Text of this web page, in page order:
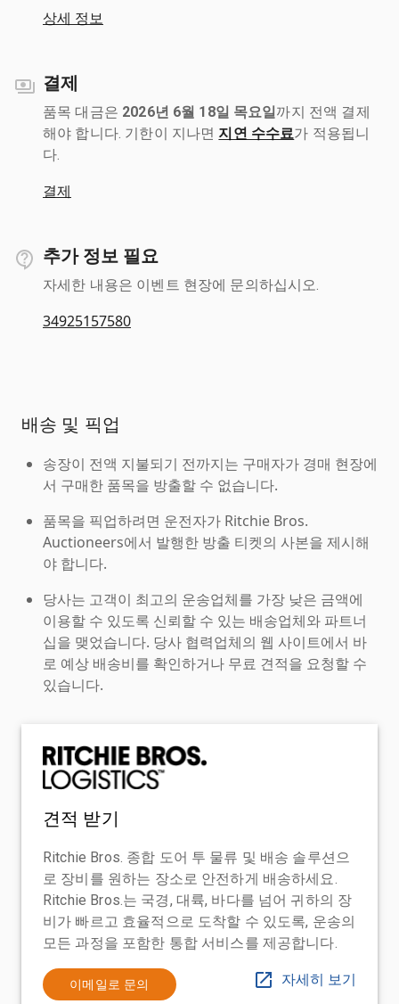
상세 정보
결제
품목 대금은 2026년 6월 18일 목요일까지 전액 결제
해야 합니다. 기한이 지나면 지연 수수료가 적용됩니
다.
결제
추가 정보 필요
자세한 내용은 이벤트 현장에 문의하십시오.
34925157580
배송 및 픽업
송장이 전액 지불되기 전까지는 구매자가 경매 현장에
서 구매한 품목을 방출할 수 없습니다.
품목을 픽업하려면 운전자가 Ritchie Bros.
Auctioneers에서 발행한 방출 티켓의 사본을 제시해
야 합니다.
당사는 고객이 최고의 운송업체를 가장 낮은 금액에
이용할 수 있도록 신뢰할 수 있는 배송업체와 파트너
십을 맺었습니다. 당사 협력업체의 웹 사이트에서 바
로 예상 배송비를 확인하거나 무료 견적을 요청할 수
있습니다.
견적 받기
Ritchie Bros. 종합 도어 투 물류 및 배송 솔루션으
로 장비를 원하는 장소로 안전하게 배송하세요.
Ritchie Bros.는 국경, 대륙, 바다를 넘어 귀하의 장
비가 빠르고 효율적으로 도착할 수 있도록, 운송의
모든 과정을 포함한 통합 서비스를 제공합니다.
이메일로 문의 자세히 보기